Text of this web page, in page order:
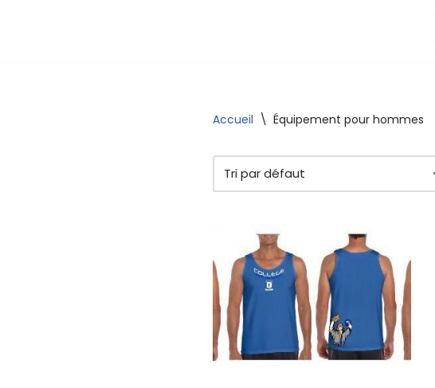
Accueil \ Équipement pour hommes